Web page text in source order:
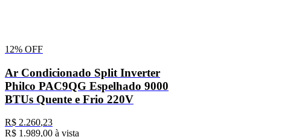
12% OFF
Ar Condicionado Split Inverter
Philco PAC9QG Espelhado 9000
BTUs Quente e Frio 220V
R$ 2.260,23
R$ 1 .989,00 à vista